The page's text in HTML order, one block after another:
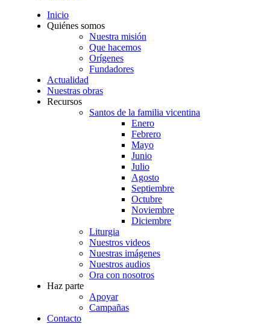
Inicio
Quiénes somos
Nuestra misión
Que hacemos
Orígenes
Fundadores
Actualidad
Nuestras obras
Recursos
Santos de la familia vicentina
Enero
Febrero
Mayo
Junio
Julio
Agosto
Septiembre
Octubre
Noviembre
Diciembre
Liturgia
Nuestros videos
Nuestras imágenes
Nuestros audios
Ora con nosotros
Haz parte
Apoyar
Campañas
Contacto